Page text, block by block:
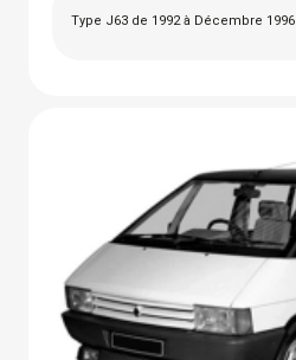
Type J63 de 1992 à Décembre 1996